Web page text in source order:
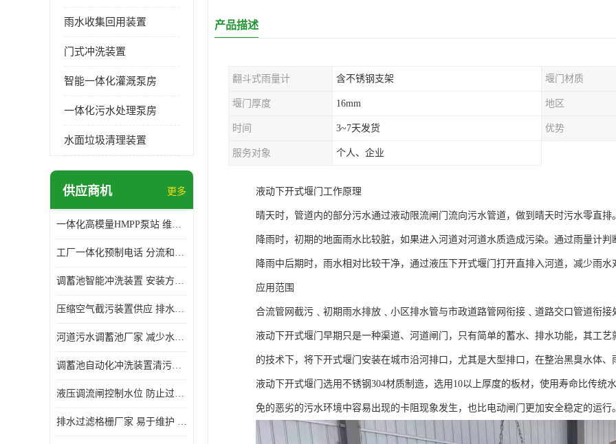
雨水收集回用装置
门式冲洗装置
智能一体化灌溉泵房
一体化污水处理泵房
水面垃圾清理装置
供应商机 更多
一体化高模量HMPP泵站 维护方便 实现远距离输送
工厂一体化预制电话 分流和调节 可以截留固体废物
调蓄池智能冲洗装置 安装方便 多种喷洒模式
压缩空气截污装置供应 排水功能 控制地下水位的升降
河道污水调蓄池厂家 减少水污染 防止异味和污染
调蓄池自动化冲洗装置清污装置 维护方便 节约水资源
液压调流闸控制水位 防止过载 适应流量变化的要求
排水过滤格栅厂家 易于维护 保持栅条通畅
产品描述
翻斗式雨量计 含不锈钢支架 堰门材质
堰门厚度 16mm 地区
时间 3~7天发货 优势
服务对象 个人、企业
液动下开式堰门工作原理
晴天时，管道内的部分污水通过液动限流闸门流向污水管道，做到晴天时污水零直排
降雨时，初期的地面雨水比较脏，如果进入河道对河道水质造成污染。通过雨量计
降雨中后期时，雨水相对比较干净，通过液压下开式堰门打开直排入河道，减少雨
应用范围
合流管网截污﹑初期雨水排放﹑小区排水管与市政道路管网衔接﹑道路交口管道衔接
液动下开式堰门早期只是一种渠道、河道闸门，只有简单的蓄水、排水功能，其工
的技术下，将下开式堰门安装在城市沿河排口，尤其是大型排口，在整治黑臭水体
液动下开式堰门选用不锈钢304材质制造，选用10以上厚度的板材，使用寿命比传统
免的恶劣的污水环境中容易出现的卡阻现象发生，也比电动闸门更加安全稳定的运行